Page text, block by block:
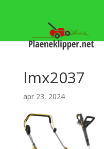
lmx2037
apr 23, 2024